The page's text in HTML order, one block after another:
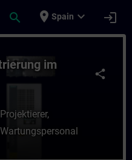
search place Spain expand_more login
Parametrierung
share
im